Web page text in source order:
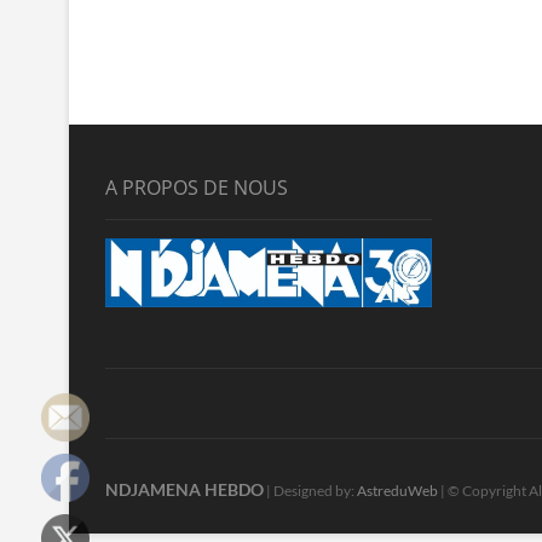
A PROPOS DE NOUS
NDJAMENA HEBDO | Designed by: AstreduWeb | © Copyright